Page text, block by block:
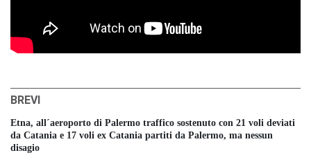
BREVI
Etna, all´aeroporto di Palermo traffico sostenuto con 21 voli deviati
da Catania e 17 voli ex Catania partiti da Palermo, ma nessun
disagio